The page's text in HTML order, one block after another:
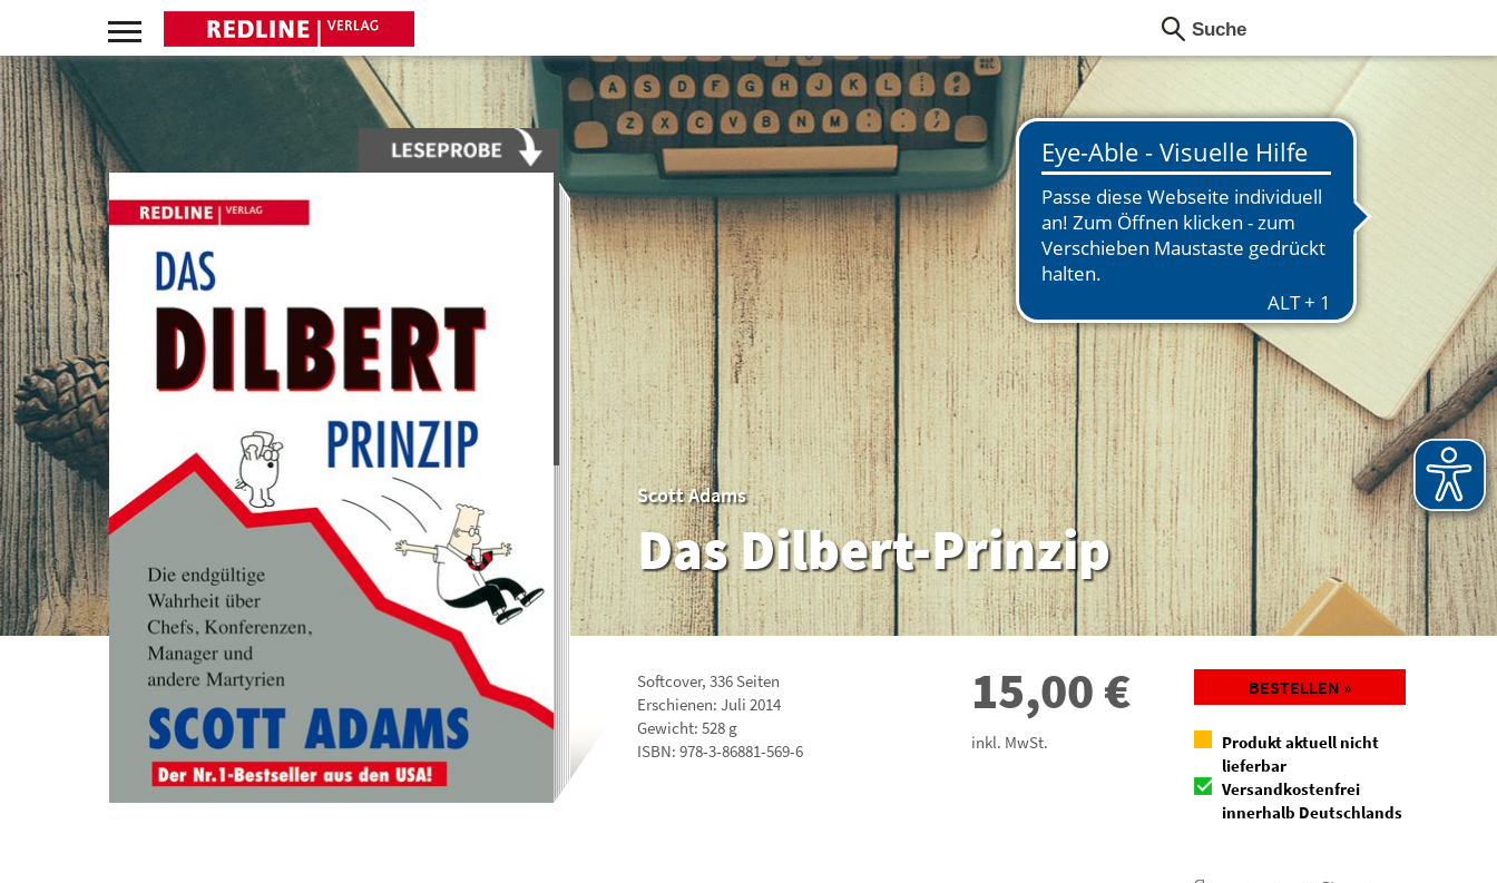
Scott Adams
Das Dilbert-Prinzip
Softcover, 336 Seiten
Erschienen: Juli 2014
Gewicht: 528 g
ISBN: 978-3-86881-569-6
15,00€
inkl. MwSt.
BESTELLEN »
Produkt aktuell nicht
lieferbar
Versandkostenfrei
innerhalb Deutschlands